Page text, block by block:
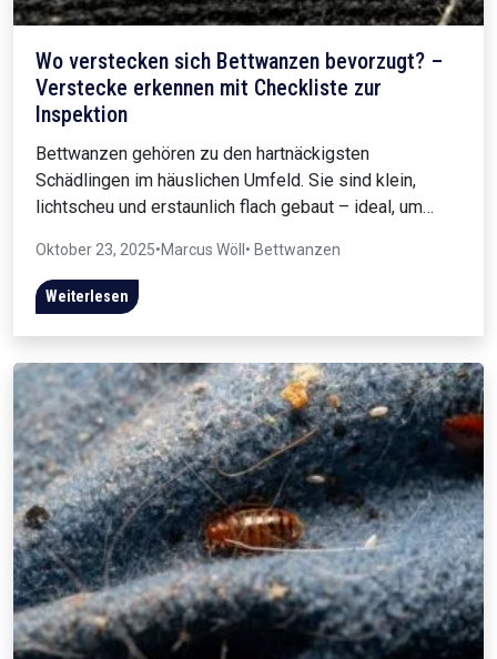
Wo verstecken sich Bettwanzen bevorzugt? –
Verstecke erkennen mit Checkliste zur
Inspektion
Bettwanzen gehören zu den hartnäckigsten
Schädlingen im häuslichen Umfeld. Sie sind klein,
lichtscheu und erstaunlich flach gebaut – ideal, um…
Oktober 23, 2025•Marcus Wöll • Bettwanzen
Weiterlesen